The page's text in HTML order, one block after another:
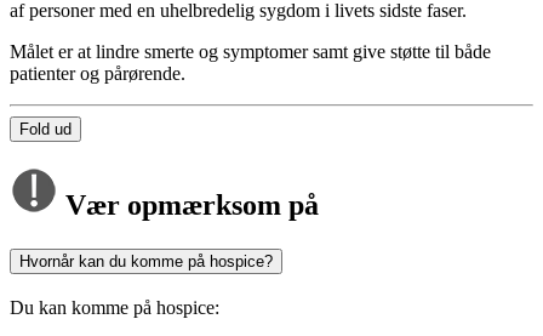
af personer med en uhelbredelig sygdom i livets sidste faser.
Målet er at lindre smerte og symptomer samt give støtte til både
patienter og pårørende.
Fold ud
Vær opmærksom på
Hvornår kan du komme på hospice?
Du kan komme på hospice: